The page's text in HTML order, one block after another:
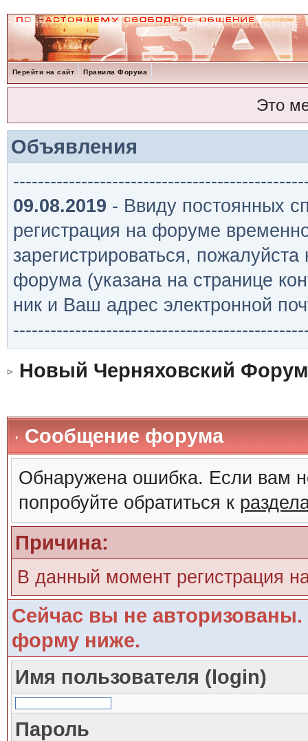
Перейти на сайт Правила Форума
Это
Объявления
09.08.2019 - Ввиду постоянных
регистрация на форуме
зарегистрироваться,
форума (указана на странице
ник и Ваш адрес электронной
Новый Черняховский Форум
Сообщение форума
Обнаружена ошибка. Если вам
попробуйте обратиться к
Причина:
В данный момент регистрация
Сейчас вы не авторизованы.
форму ниже.
Имя пользователя (login)
Пароль